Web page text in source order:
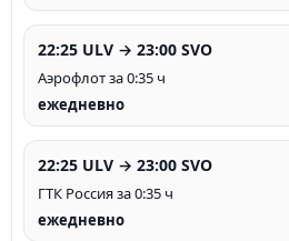
22:25 ULV → 23:00 SVO
Аэрофлот за 0:35 ч
ежедневно
22:25 ULV → 23:00 SVO
ГТК Россия за 0:35 ч
ежедневно